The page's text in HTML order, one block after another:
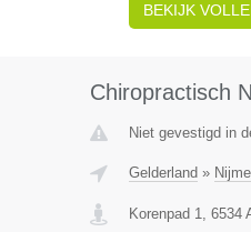
BEKIJK
Chiropractisch
Niet gevestigd in
Gelderland »
Korenpad 1, 6534